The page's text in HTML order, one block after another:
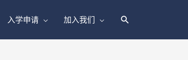
入学申请 加入我们